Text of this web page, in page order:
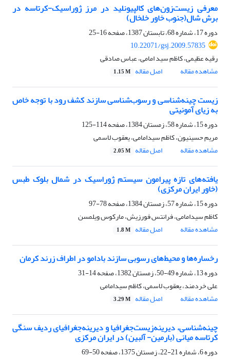
معرفی زیست‌زون‌های کالپیونلید در مرز ژوراسیک-کرتاسه در
برش شال(جنوب خاور خلخال)
دوره 17، شماره 68، تابستان 1387، صفحه
16-25
10.22071/gsj.2009.57835
رقیه عظیمی، کاظم سید امامی، عباس صادقی
مشاهده مقاله
اصل مقاله 1.15 M
زیست چینه‌شناسی و رسوب‌شناسی سازند کشف رود با توجه خاص
به زیای آمونیتی
دوره 15، شماره 58، زمستان 1384، صفحه
114-125
مریم حسینیون، کاظم سیدامامی، یعقوب لاسمی
مشاهده مقاله
اصل مقاله 2.05 M
یافته‌های تازه پیرامون سیستم ژوراسیک در شمال بلوک طبس
(خاور ایران مرکزی)
دوره 15، شماره 57، زمستان 1384، صفحه
78-97
کاظم سیدامامی، فرانتس فورزیش، مارکوس ویلمسن
مشاهده مقاله
اصل مقاله 1.8 M
رخساره‌ها و محیط‌های رسوبی سازند بادامو در اطراف زرند کرمان
دوره 13، شماره 49-50، زمستان 1382، صفحه
14-31
علی خردمند، یعقوب لاسمی، کاظم سیدامامی
مشاهده مقاله
اصل مقاله 3.29 M
چینه‌شناسی، دیرینه‌زیست‌جغرافیا و دیرینه‌جغرافیای ردیف سنگی
کرتاسه میانی (بارمین- آلبین) در ایران مرکزی
دوره 6، شماره 21-22، زمستان 1375، صفحه
50-69